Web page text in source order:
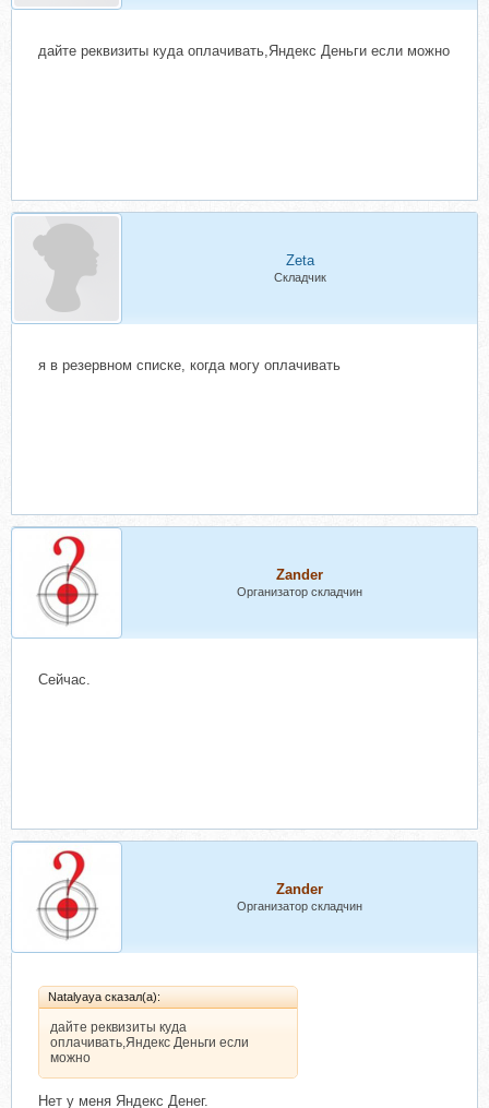
дайте реквизиты куда оплачивать,Яндекс Деньги если можно
Zeta
Складчик
я в резервном списке, когда могу оплачивать
Zander
Организатор складчин
Сейчас.
Zander
Организатор складчин
Natalyaya сказал(а):
дайте реквизиты куда
оплачивать,Яндекс Деньги если
можно
Нет у меня Яндекс Денег.